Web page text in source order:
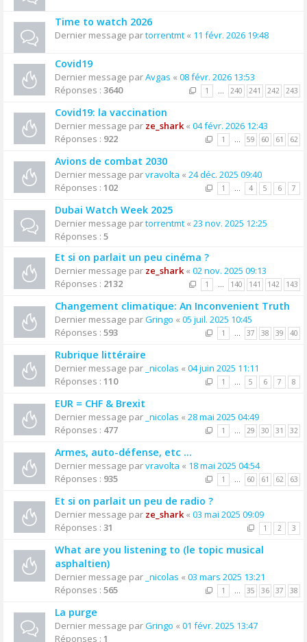
Time to watch 2026
Dernier message partorrentmt « 11 févr. 2026 19:48
Covid19
Dernier message parAvgas « 08 févr. 2026 13:53
Réponses : 3640 1 … 240 241 242 243
Covid19: la vaccination
Dernier message par ze_shark« 04 févr. 2026 12:43
Réponses : 922 1 … 59 60 61 62
Avions de combat 2030
Dernier message parvravolta « 24 déc. 2025 09:40
Réponses : 102 1 … 4 5 6 7
Dubai Watch Week 2025
Dernier message partorrentmt « 23 nov. 2025 12:25
Réponses : 5
Et si on parlait un peu cinéma ?
Dernier message par ze_shark« 02 nov. 2025 09:13
Réponses : 2132 1 … 140 141 142 143
Changement climatique: An Inconvenient Truth
Dernier message parGringo « 05 juil. 2025 10:45
Réponses : 593 1 … 37 38 39 40
Rubrique littéraire
Dernier message par _nicolas « 04 juin 2025 11:11
Réponses : 110 1 … 5 6 7 8
EUR = CHF & Brexit
Dernier message par _nicolas « 28 mai 2025 04:49
Réponses : 477 1 … 29 30 31 32
Armes, auto-défense, etc ...
Dernier message parvravolta « 18 mai 2025 04:54
Réponses : 935 1 … 60 61 62 63
Et si on parlait un peu de radio ?
Dernier message par ze_shark« 03 mai 2025 09:09
Réponses : 31 1 2 3
What are you listening to (le topic musical
asphaltien)
Dernier message par _nicolas « 03 mars 2025 13:21
Réponses : 565 1 … 35 36 37 38
La purge
Dernier message parGringo « 01 févr. 2025 13:47
Réponses : 1